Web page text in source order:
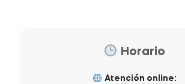
Horario
Atención online: